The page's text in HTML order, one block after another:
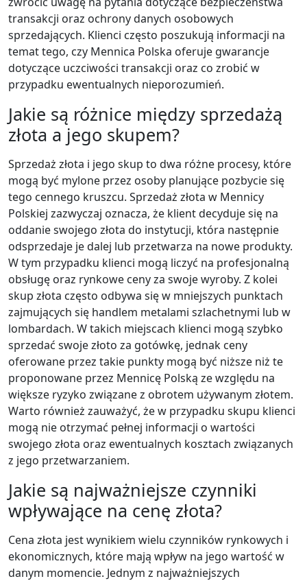
transakcji oraz ochrony danych osobowych
sprzedających. Klienci często poszukują informacji na
temat tego, czy Mennica Polska oferuje gwarancje
dotyczące uczciwości transakcji oraz co zrobić w
przypadku ewentualnych nieporozumień.
Jakie są różnice między sprzedażą
złota a jego skupem?
Sprzedaż złota i jego skup to dwa różne procesy, które
mogą być mylone przez osoby planujące pozbycie się
tego cennego kruszcu. Sprzedaż złota w Mennicy
Polskiej zazwyczaj oznacza, że klient decyduje się na
oddanie swojego złota do instytucji, która następnie
odsprzedaje je dalej lub przetwarza na nowe produkty.
W tym przypadku klienci mogą liczyć na profesjonalną
obsługę oraz rynkowe ceny za swoje wyroby. Z kolei
skup złota często odbywa się w mniejszych punktach
zajmujących się handlem metalami szlachetnymi lub w
lombardach. W takich miejscach klienci mogą szybko
sprzedać swoje złoto za gotówkę, jednak ceny
oferowane przez takie punkty mogą być niższe niż te
proponowane przez Mennicę Polską ze względu na
większe ryzyko związane z obrotem używanym złotem.
Warto również zauważyć, że w przypadku skupu klienci
mogą nie otrzymać pełnej informacji o wartości
swojego złota oraz ewentualnych kosztach związanych
z jego przetwarzaniem.
Jakie są najważniejsze czynniki
wpływające na cenę złota?
Cena złota jest wynikiem wielu czynników rynkowych i
ekonomicznych, które mają wpływ na jego wartość w
danym momencie. Jednym z najważniejszych